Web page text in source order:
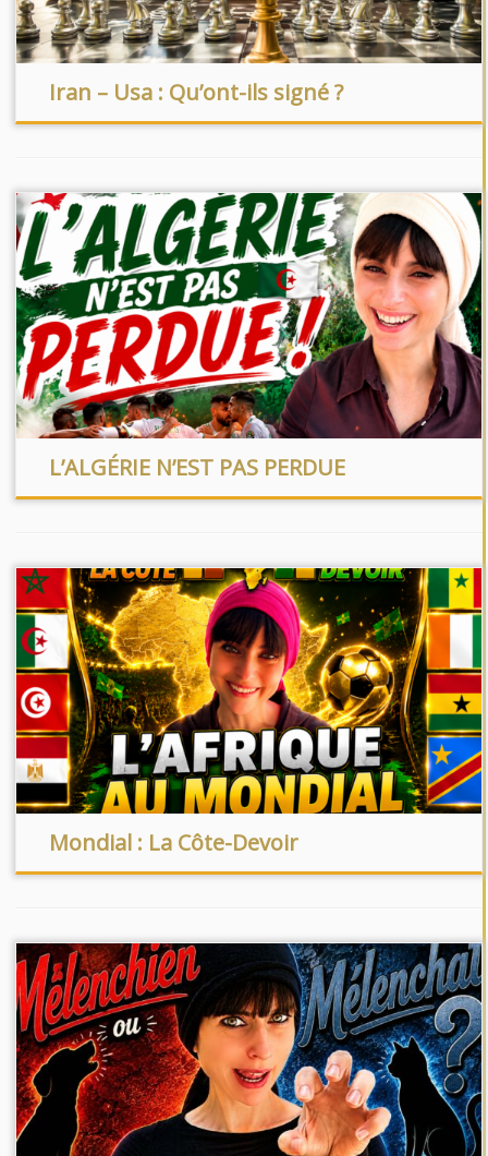
Iran – Usa : Qu’ont-ils signé ?
L’ALGÉRIE N’EST PAS PERDUE
Mondial : La Côte-Devoir